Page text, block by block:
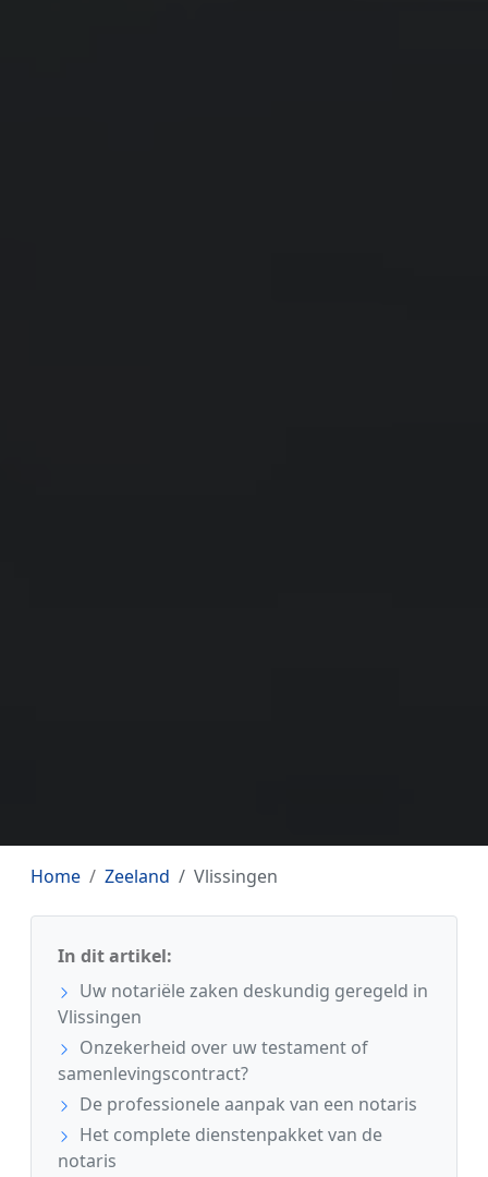
Home Zeeland Vlissingen
In dit artikel:
Uw notariële zaken deskundig geregeld in
Vlissingen
Onzekerheid over uw testament of
samenlevingscontract?
De professionele aanpak van een notaris
Het complete dienstenpakket van de
notaris